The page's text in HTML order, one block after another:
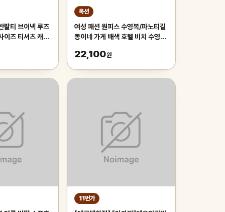
팔티 브이넥 루즈
이즈 티셔츠 캐주
옥션
여성 패션 원피스 수영복/파노티길
동이네 가게 배색 호텔 비치 수영복
22,100원
11번가